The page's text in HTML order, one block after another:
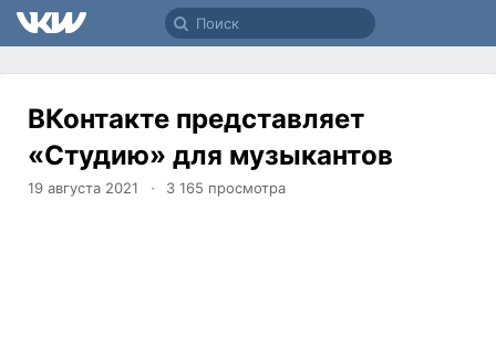
ВКонтакте представляет
«Студию» для музыкантов
19 августа 2021 3 165 просмотра